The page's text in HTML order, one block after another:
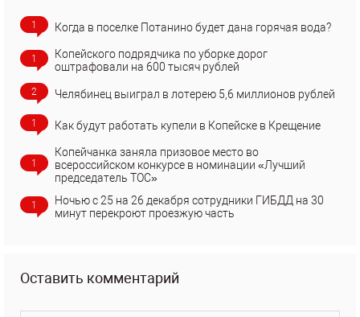
1 Когда в поселке Потанино будет дана горячая вода?
1
Копейского подрядчика по уборке дорог
оштрафовали на 600 тысяч рублей
2 Челябинец выиграл в лотерею 5,6 миллионов рублей
1 Как будут работать купели в Копейске в Крещение
1
Копейчанка заняла призовое место во
всероссийском конкурсе в номинации «Лучший
председатель ТОС»
1
Ночью с 25 на 26 декабря сотрудники ГИБДД на 30
минут перекроют проезжую часть
Оставить комментарий